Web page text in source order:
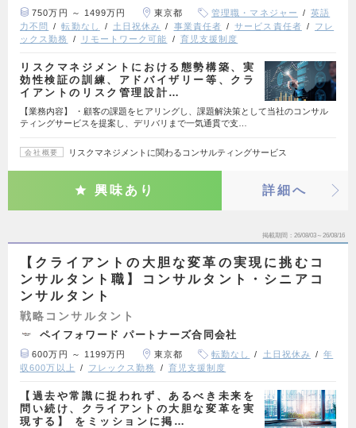
750万円 ～ 1499万円 東京都 管理職・マネジャー
英語
力不問
転勤なし 土日祝休み 事業責任者 サービス責任者
フレ
ックス勤務
リモートワーク可能 育児支援制度
リスクマネジメントにおける態勢構築、実
効性検証の訓練、アドバイザリー等、クラ
イアントのリスク管理設計…
【業務内容】 ・顧客の課題をヒアリングし、課題解決策として当社のコンサル
ティングサービスを提案し、デリバリまで一気通貫で支…
会社概要 リスクマネジメントに関わるコンサルティングサービス
興味あり 詳細へ
掲載期間 26/08/03～26/08/16
【クライアントの大胆な変革の実現に挑むコ
ンサルタント職】コンサルタント・シニアコ
ンサルタント
戦略コンサルタント
ペイフォワード パートナーズ合同会社
600万円 ～ 1199万円 東京都 転勤なし 土日祝休み
年
収600万以上
フレックス勤務 育児支援制度
【過去や常識に捉われず、あるべき未来を
問い続け、クライアントの大胆な変革を実
現する】 をミッションに掲…